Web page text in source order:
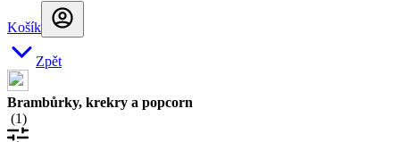
Košík
Zpět
Brambůrky, krekry a popcorn
(1)